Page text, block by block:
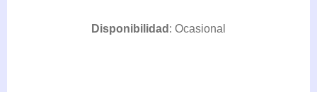
Disponibilidad : Ocasional